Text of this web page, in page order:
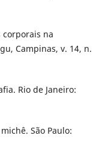
corporais na
Campinas, v. 14, n.
Rio de Janeiro:
São Paulo: